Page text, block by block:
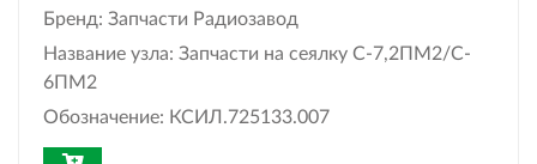
Бренд: Запчасти Радиозавод
Название узла: Запчасти на сеялку С-7,2ПМ2/C-
6ПМ2
Обозначение: КСИЛ.725133.007